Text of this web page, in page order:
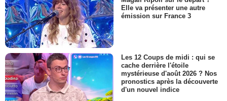
Elle va présenter une autre
émission sur France 3
Les 12 Coups de midi : qui se
cache derrière l'étoile
mystérieuse d'août 2026 ? Nos
pronostics après la découverte
d'un nouvel indice